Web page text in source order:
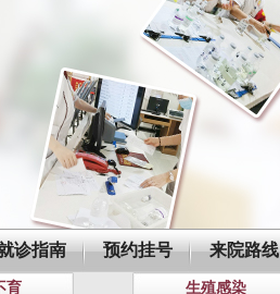
诊指南 预约挂号 来院路线
育 生殖感染